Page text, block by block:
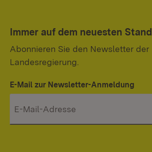
Immer auf dem neuesten Stand
Abonnieren Sie den Newsletter der
Landesregierung.
E-Mail zur Newsletter-Anmeldung